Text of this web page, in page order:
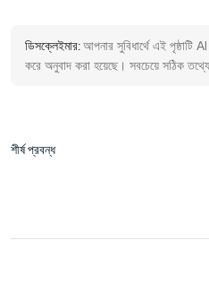
ডিসক্লেইমার:আপনার সুবিধার্থে এই পৃষ্ঠাটি
করে অনুবাদ করা হয়েছে। সবচেয়ে সঠিক
শীর্ষ প্রবন্ধ